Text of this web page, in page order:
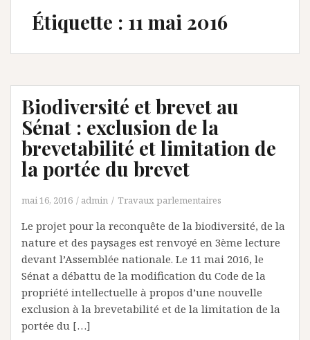
Étiquette : 11 mai 2016
Biodiversité et brevet au
Sénat : exclusion de la
brevetabilité et limitation de
la portée du brevet
mai 16, 2016 admin Travaux parlementaires
Le projet pour la reconquête de la biodiversité, de la
nature et des paysages est renvoyé en 3ème lecture
devant l’Assemblée nationale. Le 11 mai 2016, le
Sénat a débattu de la modification du Code de la
propriété intellectuelle à propos d’une nouvelle
exclusion à la brevetabilité et de la limitation de la
portée du […]